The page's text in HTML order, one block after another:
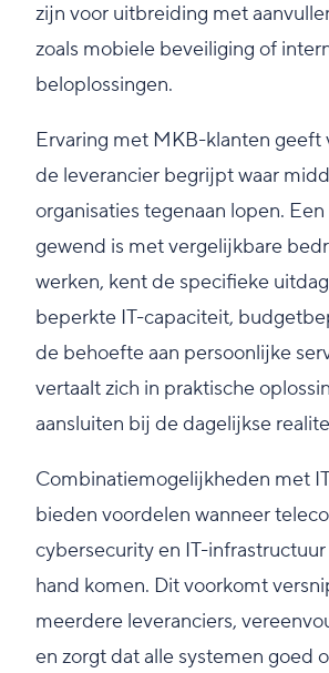
zijn voor uitbreiding met
zoals mobiele beveiliging of
beloplossingen.
Ervaring met MKB-klanten geeft
de leverancier begrijpt waar
organisaties tegenaan lopen.
gewend is met vergelijkbare
werken, kent de specifieke
beperkte IT-capaciteit,
de behoefte aan persoonlijke
vertaalt zich in praktische
aansluiten bij de dagelijkse
Combinatiemogelijkheden met
bieden voordelen wanneer
cybersecurity en IT-
hand komen. Dit voorkomt
meerdere leveranciers,
en zorgt dat alle systemen goed